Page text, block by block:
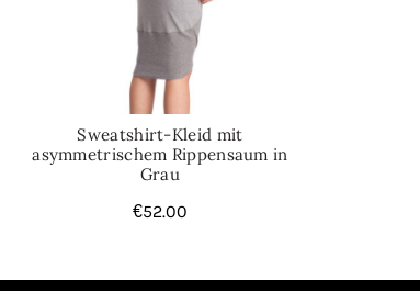
Sweatshirt-Kleid mit
asymmetrischem Rippensaum in
Grau
€52.00